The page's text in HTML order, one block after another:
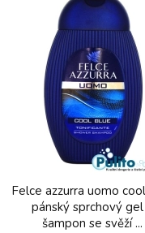
Felce azzurra uomo
pánský sprchový gel
šampon se svěží ...